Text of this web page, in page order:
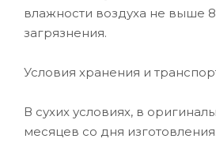
влажности воздуха не выше
загрязнения.
Условия хранения и
В сухих условиях, в
месяцев со дня